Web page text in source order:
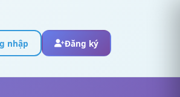
nhập Đăng ký